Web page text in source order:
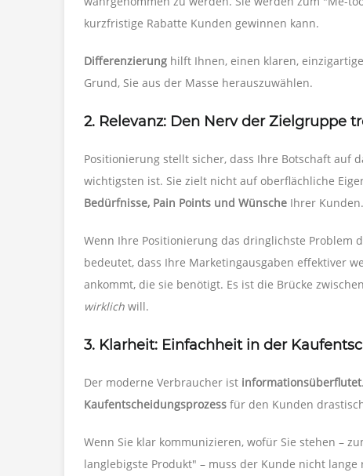
kurzfristige Rabatte Kunden gewinnen kann.
Differenzierung hilft Ihnen, einen klaren,
Grund, Sie aus der Masse herauszuwählen.
2. Relevanz: Den Nerv der Zielgruppe
Positionierung stellt sicher, dass Ihre Botschaft auf
wichtigsten ist. Sie zielt nicht auf oberflächliche
Bedürfnisse, Pain Points und Wünsche Ihrer Kunden.
Wenn Ihre Positionierung das dringlichste Problem
bedeutet, dass Ihre Marketingausgaben effektiver
ankommt, die sie benötigt. Es ist die Brücke
wirklich will.
3. Klarheit: Einfachheit in der
Der moderne Verbraucher ist informationsüberflutet
Kaufentscheidungsprozess für den Kunden
Wenn Sie klar kommunizieren, wofür Sie stehen –
langlebigste Produkt" – muss der Kunde nicht